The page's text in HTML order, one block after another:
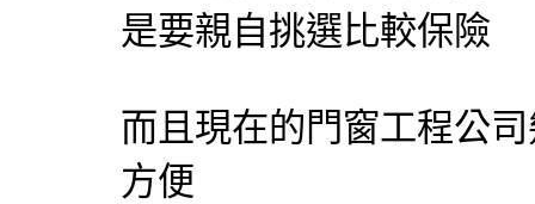
是要親自挑選比較保險
而且現在的 門窗工程公
方便